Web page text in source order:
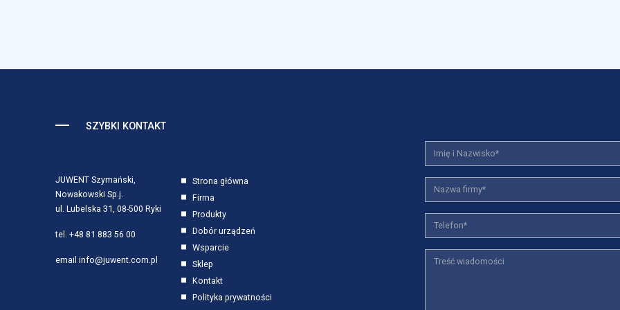
SZYBKI KONTAKT
JUWENT Szymański,
Nowakowski Sp.j.
ul. Lubelska 31, 08-500 Ryki
tel. +48 81 883 56 00
email info@juwent.com.pl
Strona główna
Firma
Produkty
Dobór urządzeń
Wsparcie
Sklep
Kontakt
Polityka prywatności
reklam, które są istotne i interesujące dla poszczególnych użytkowników i tym samym bardziej
Nieklasyfikowane pliki cookie, to pliki, które są w procesie klasyfikowania, wraz z dostawcami
Zapisz moje preferencje